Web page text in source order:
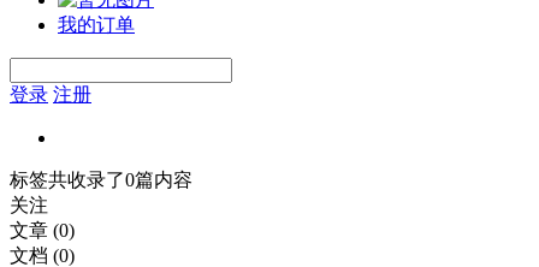
我的订单
登录 注册
标签共收录了0篇内容
关注
文章 (0)
文档 (0)